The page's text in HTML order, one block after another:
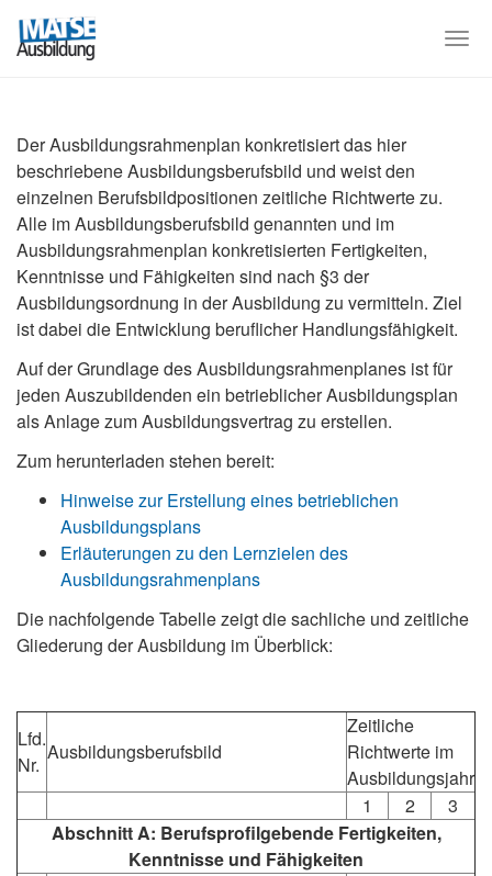
main
Der Ausbildungsrahmenplan konkretisiert das hier
beschriebene Ausbildungsberufsbild und weist den
einzelnen Berufsbildpositionen zeitliche Richtwerte zu.
Alle im Ausbildungsberufsbild genannten und im
Ausbildungsrahmenplan konkretisierten Fertigkeiten,
Kenntnisse und Fähigkeiten sind nach §3 der
Ausbildungsordnung in der Ausbildung zu vermitteln. Ziel
ist dabei die Entwicklung beruflicher Handlungsfähigkeit.
Auf der Grundlage des Ausbildungsrahmenplanes ist für
jeden Auszubildenden ein betrieblicher Ausbildungsplan
als Anlage zum Ausbildungsvertrag zu erstellen.
Zum herunterladen stehen bereit:
Hinweise zur Erstellung eines betrieblichen
Ausbildungsplans
Erläuterungen zu den Lernzielen des
Ausbildungsrahmenplans
Die nachfolgende Tabelle zeigt die sachliche und zeitliche
Gliederung der Ausbildung im Überblick:
Lfd.
Nr.
Ausbildungsberufsbild
Zeitliche
Richtwerte im
Ausbildungsjahr
1
2
3
Abschnitt A: Berufsprofilgebende Fertigkeiten,
Kenntnisse und Fähigkeiten